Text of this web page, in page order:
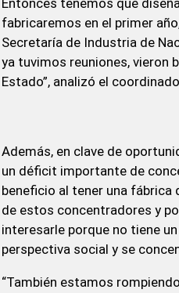
Entonces tenemos que
fabricaremos en el primer
Secretaría de Industria de
ya tuvimos reuniones, vieron
Estado”, analizó el
Además, en clave de
un déficit importante de
beneficio al tener una
de estos concentradores y
interesarle porque no tiene
perspectiva social y se
“También estamos